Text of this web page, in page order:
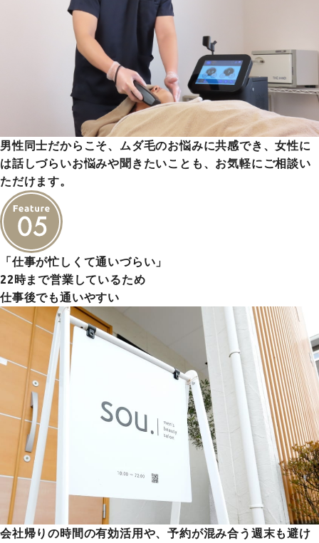
男性同士だからこそ、ムダ毛のお悩みに共感でき、女性に
は話しづらいお悩みや聞きたいことも、お気軽にご相談い
ただけます。
「仕事が忙しくて通いづらい」
22時まで営業しているため
仕事後でも通いやすい
会社帰りの時間の有効活用や、予約が混み合う週末も避け